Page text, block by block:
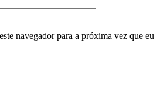
navegador para a próxima vez que eu